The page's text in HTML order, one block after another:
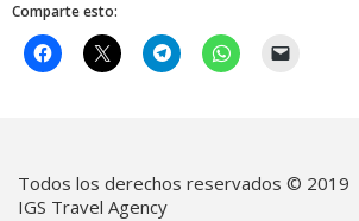
Comparte esto:
Todos los derechos reservados © 2019
IGS Travel Agency